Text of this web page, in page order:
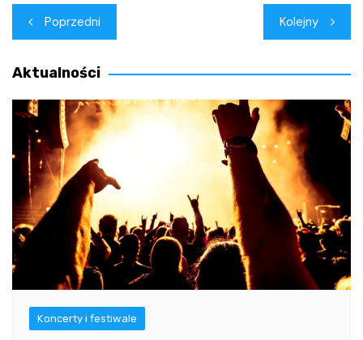
Nawigacja
wpisu
Poprzedni Kolejny
Aktualności
Koncerty i festiwale